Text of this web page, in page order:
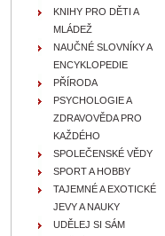
KNIHY PRO DĚTI A
MLÁDEŽ
NAUČNÉ SLOVNÍKY A
ENCYKLOPEDIE
PŘÍRODA
PSYCHOLOGIE A
ZDRAVOVĚDA PRO
KAŽDÉHO
SPOLEČENSKÉ VĚDY
SPORT A HOBBY
TAJEMNÉ A EXOTICKÉ
JEVY A NAUKY
UDĚLEJ SI SÁM